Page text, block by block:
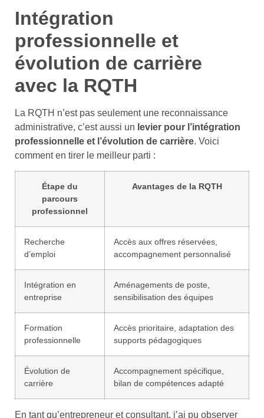
Intégration
professionnelle et
évolution de carrière
avec la RQTH
La RQTH n’est pas seulement une reconnaissance
administrative, c’est aussi un levier pour l’intégration
professionnelle et l’évolution de carrière. Voici
comment en tirer le meilleur parti :
Étape du
parcours
professionnel
Avantages de la RQTH
Recherche
d’emploi
Accès aux offres réservées,
accompagnement personnalisé
Intégration en
entreprise
Aménagements de poste,
sensibilisation des équipes
Formation
professionnelle
Accès prioritaire, adaptation des
supports pédagogiques
Évolution de
carrière
Accompagnement spécifique,
bilan de compétences adapté
En tant qu’entrepreneur et consultant, j’ai pu observer